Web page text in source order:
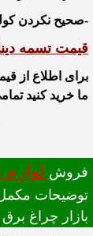
-صحیح نکردن
قیمت تسمه
برای اطلاع از
ما خرید کنید
فروش
توضیحات
بازار چراغ برق